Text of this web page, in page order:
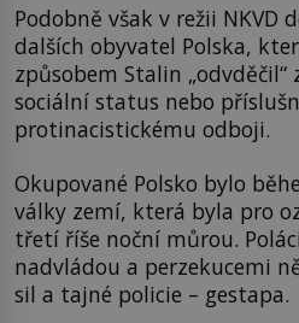
Podobně však v režii NKVD
dalších obyvatel Polska,
způsobem Stalin „odvděčil“
sociální status nebo
protinacistickému odboji.
Okupované Polsko bylo
války zemí, která byla pro
třetí říše noční můrou.
nadvládou a perzekucemi
sil a tajné policie – gestapa.